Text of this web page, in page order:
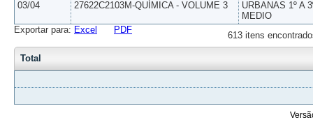
03/04 27622C2103M-QUÍMICA - VOLUME 3
URBANAS 1º A
MEDIO
613 itens
Exportar para: Excel PDF
Total